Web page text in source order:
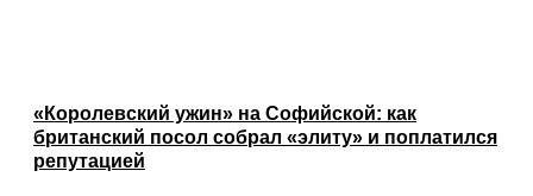
«Королевский ужин» на Софийской: как
британский посол собрал «элиту» и поплатился
репутацией